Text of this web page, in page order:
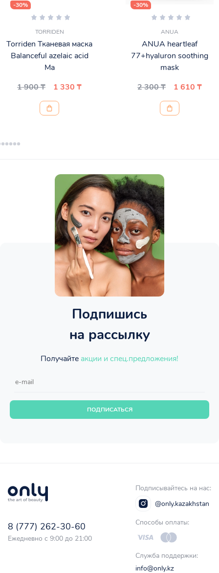
-30%
TORRIDEN
Torriden Тканевая маска
Balanceful azelaic acid
Ma
1 900 ₸
1 330 ₸
-30%
ANUA
ANUA heartleaf
77+hyaluron soothing
mask
2 300 ₸
1 610 ₸
Подпишись
на рассылку
Получайте акции и спец.предложения!
ПОДПИСАТЬСЯ
8 (777) 262-30-60
Ежедневно с 9:00 до 21:00
Подписывайтесь на нас:
@only.kazakhstan
Способы оплаты:
Служба поддержки:
info@only.kz